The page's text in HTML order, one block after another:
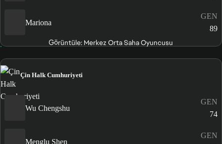
Mariona
GEN
89
Görüntüle: Merkez Orta Saha Oyuncusu
Çin Halk Cumhuriyeti
Wu Chengshu
GEN
74
Menglu Shen
GEN